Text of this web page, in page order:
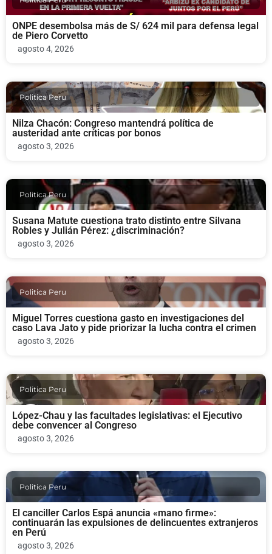
ONPE desembolsa más de S/ 624 mil para defensa legal
de Piero Corvetto
agosto 4, 2026
Politica Peru
Nilza Chacón: Congreso mantendrá política de
austeridad ante críticas por bonos
agosto 3, 2026
Politica Peru
Susana Matute cuestiona trato distinto entre Silvana
Robles y Julián Pérez: ¿discriminación?
agosto 3, 2026
Politica Peru
Miguel Torres cuestiona gasto en investigaciones del
caso Lava Jato y pide priorizar la lucha contra el crimen
agosto 3, 2026
Politica Peru
López-Chau y las facultades legislativas: el Ejecutivo
debe convencer al Congreso
agosto 3, 2026
Politica Peru
El canciller Carlos Espá anuncia «mano firme»:
continuarán las expulsiones de delincuentes extranjeros
en Perú
agosto 3, 2026